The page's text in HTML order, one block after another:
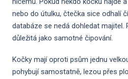
nebo do útulku, čtečka sice odhalí
databáze se nedá dohledat majitel.
důležitá jako samotné čipování.
Kočky mají oproti psům jednu
pohybují samostatně, lezou přes